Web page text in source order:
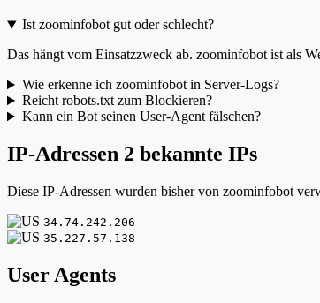
Ist zoominfobot gut oder schlecht?
Das hängt vom Einsatzzweck ab. zoominfobot ist als
Wie erkenne ich zoominfobot in Server-Logs?
Reicht robots.txt zum Blockieren?
Kann ein Bot seinen User-Agent fälschen?
IP-Adressen 2 bekannte IPs
Diese IP-Adressen wurden bisher von zoominfobot
34.74.242.206
35.227.57.138
User Agents